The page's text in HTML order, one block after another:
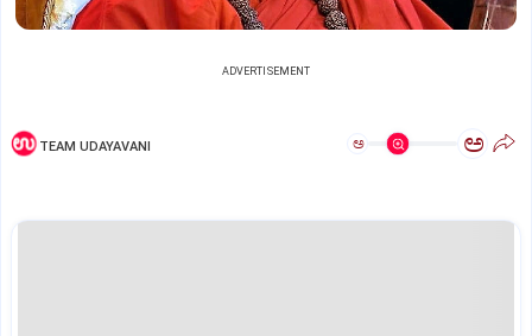
ADVERTISEMENT
TEAM UDAYAVANI ಅ ಅ